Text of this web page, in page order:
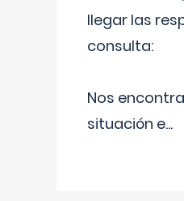
llegar las
consulta:
Nos
situación e...